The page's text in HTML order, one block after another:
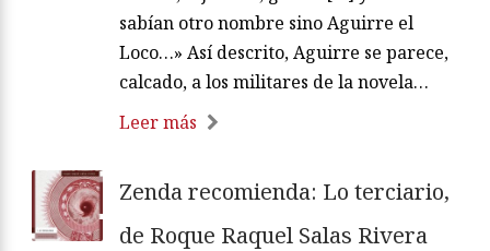
sabían otro nombre sino Aguirre el
Loco…» Así descrito, Aguirre se parece,
calcado, a los militares de la novela…
Leer más
Zenda recomienda: Lo terciario,
de Roque Raquel Salas Rivera